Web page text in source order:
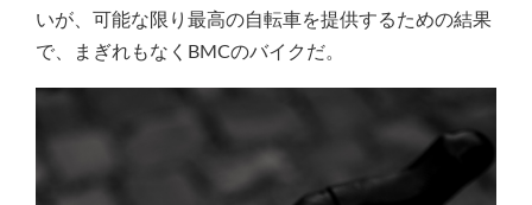
いが、可能な限り最高の自転車を提供するための結果
で、まぎれもなくBMCのバイクだ。